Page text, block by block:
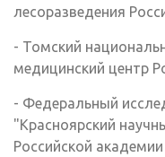
лесоразведения
- Томский
медицинский центр
- Федеральный
"Красноярский
Российской академии